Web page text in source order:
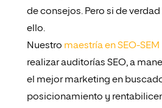
de consejos. Pero si de
ello.
Nuestro maestría en SEO-
realizar auditorías SEO, a
el mejor marketing en
posicionamiento y